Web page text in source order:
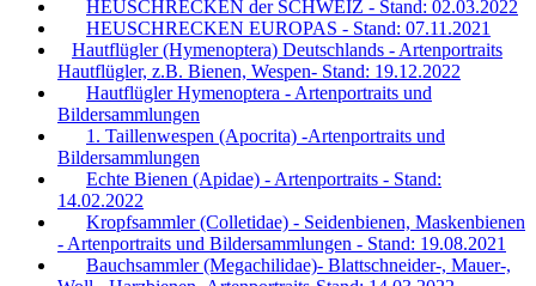
HEUSCHRECKEN der SCHWEIZ - Stand: 02.03.2022
HEUSCHRECKEN EUROPAS - Stand: 07.11.2021
Hautflügler (Hymenoptera) Deutschlands - Artenportraits
Hautflügler, z.B. Bienen, Wespen- Stand: 19.12.2022
Hautflügler Hymenoptera - Artenportraits und
Bildersammlungen
1. Taillenwespen (Apocrita) -Artenportraits und
Bildersammlungen
Echte Bienen (Apidae) - Artenportraits - Stand:
14.02.2022
Kropfsammler (Colletidae) - Seidenbienen, Maskenbienen
- Artenportraits und Bildersammlungen - Stand: 19.08.2021
Bauchsammler (Megachilidae)- Blattschneider-, Mauer-,